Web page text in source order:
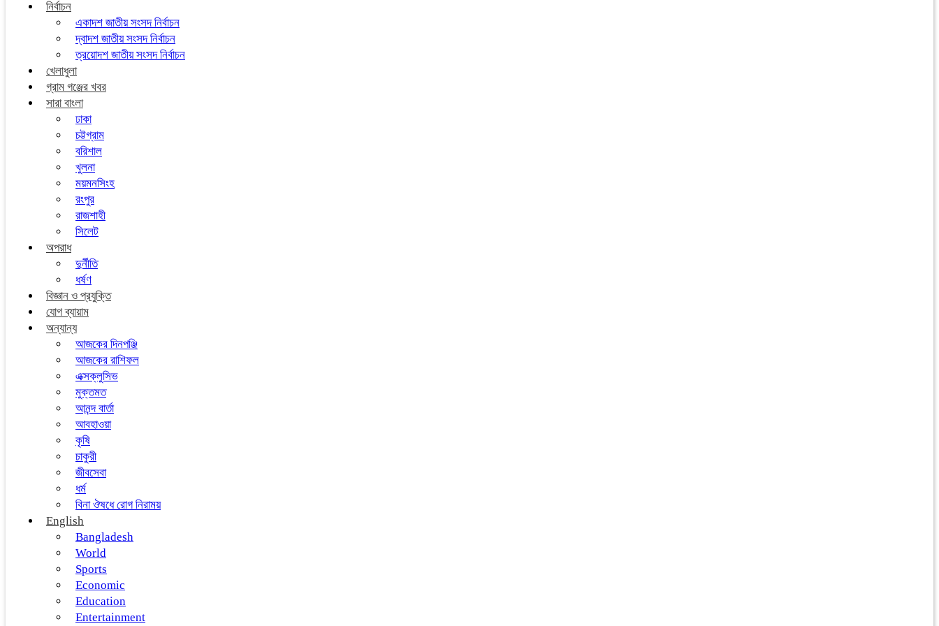
নির্বাচন
একাদশ জাতীয় সংসদ নির্বাচন
দ্বাদশ জাতীয় সংসদ নির্বাচন
ত্রয়োদশ জাতীয় সংসদ নির্বাচন
খেলাধুলা
গ্রাম গঞ্জের খবর
সারা বাংলা
ঢাকা
চট্টগ্রাম
বরিশাল
খুলনা
ময়মনসিংহ
রংপুর
রাজশাহী
সিলেট
অপরাধ
দুর্নীতি
ধর্ষণ
বিজ্ঞান ও প্রযুক্তি
যোগ ব্যায়াম
অন্যান্য
আজকের দিনপঞ্জি
আজকের রাশিফল
এক্সক্লুসিভ
মুক্তমত
আনন্দ বার্তা
আবহাওয়া
কৃষি
চাকুরী
জীবসেবা
ধর্ম
বিনা ঔষধে রোগ নিরাময়
English
Bangladesh
World
Sports
Economic
Education
Entertainment